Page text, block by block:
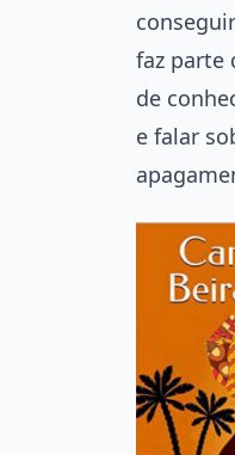
faz parte
de
e falar